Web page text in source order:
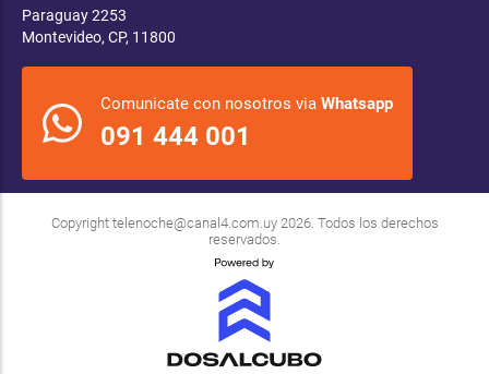
Paraguay 2253
Montevideo, CP, 11800
Comunicate con nosotros via Whatsapp
091 444 001
Copyright telenoche@canal4.com.uy2026. Todos los derechos
reservados.